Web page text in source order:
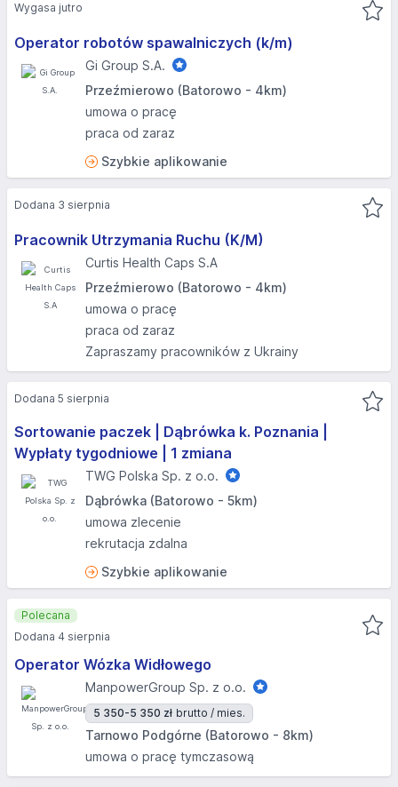
Operator robotów spawalniczych (k/m)
Gi Group S.A.
Przeźmierowo (Batorowo - 4km)
umowa o pracę
praca od zaraz
Szybkie aplikowanie
Wygasa jutro
Pracownik Utrzymania Ruchu (K/M)
Curtis Health Caps S.A
Przeźmierowo (Batorowo - 4km)
umowa o pracę
praca od zaraz
Zapraszamy pracowników z Ukrainy
Dodana 3 sierpnia
Sortowanie paczek | Dąbrówka k. Poznania |
Wypłaty tygodniowe | 1 zmiana
TWG Polska Sp. z o.o.
Dąbrówka (Batorowo - 5km)
umowa zlecenie
rekrutacja zdalna
Szybkie aplikowanie
Dodana 5 sierpnia
Operator Wózka Widłowego
ManpowerGroup Sp. z o.o.
5 350-5 350 zł brutto / mies.
Tarnowo Podgórne (Batorowo - 8km)
umowa o pracę tymczasową
Polecana
Dodana 4 sierpnia